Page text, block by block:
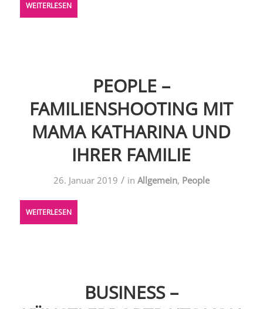
WEITERLESEN
PEOPLE –
FAMILIENSHOOTING MIT
MAMA KATHARINA UND
IHRER FAMILIE
26. Januar 2019 / in Allgemein, People
WEITERLESEN
BUSINESS –